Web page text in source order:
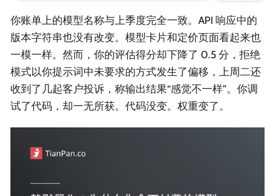
你账单上的模型名称与上季度完全一致。API 响应中的
版本字符串也没有改变。模型卡片和定价页面看起来也
一模一样。然而，你的评估得分却下降了 0.5 分，拒绝
模式以你提示词中未要求的方式发生了偏移，上周二还
收到了几起客户投诉，称输出结果“感觉不一样”。你调
试了代码，却一无所获。代码没变。权重变了。